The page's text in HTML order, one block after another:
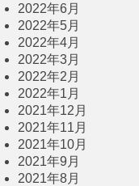
2022年6月
2022年5月
2022年4月
2022年3月
2022年2月
2022年1月
2021年12月
2021年11月
2021年10月
2021年9月
2021年8月